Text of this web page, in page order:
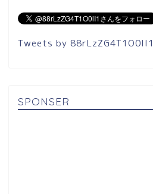
Tweets by 88rLzZG4T1O0lI1
SPONSER